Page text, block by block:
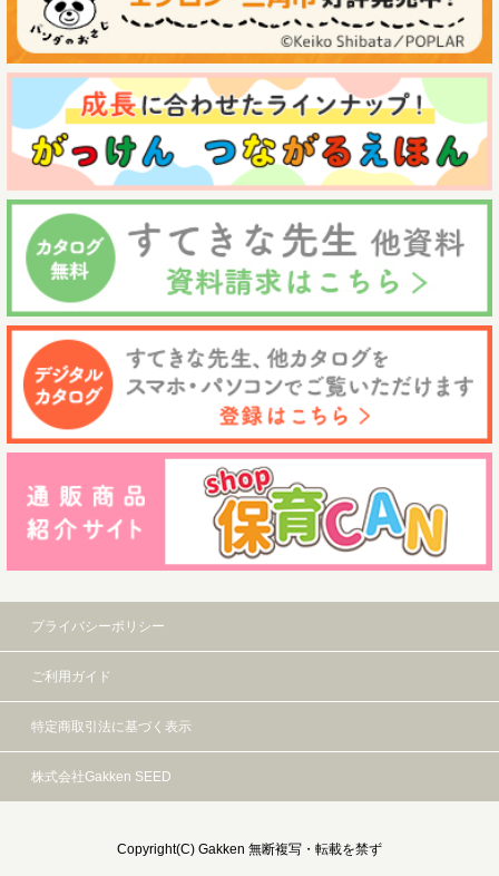
プライバシーポリシー
ご利用ガイド
特定商取引法に基づく表示
株式会社Gakken SEED
Copyright(C) Gakken 無断複写・転載を禁ず